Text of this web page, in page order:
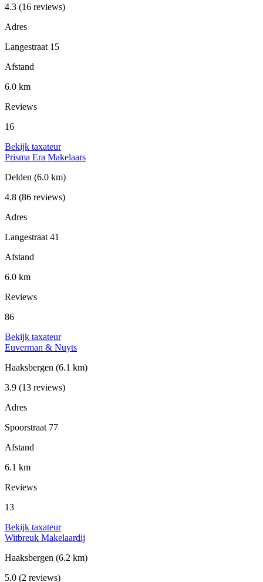
4.3 (16 reviews)
Adres
Langestraat 15
Afstand
6.0 km
Reviews
16
Bekijk taxateur
Prisma Era Makelaars
Delden (6.0 km)
4.8 (86 reviews)
Adres
Langestraat 41
Afstand
6.0 km
Reviews
86
Bekijk taxateur
Euverman & Nuyts
Haaksbergen (6.1 km)
3.9 (13 reviews)
Adres
Spoorstraat 77
Afstand
6.1 km
Reviews
13
Bekijk taxateur
Witbreuk Makelaardij
Haaksbergen (6.2 km)
5.0 (2 reviews)